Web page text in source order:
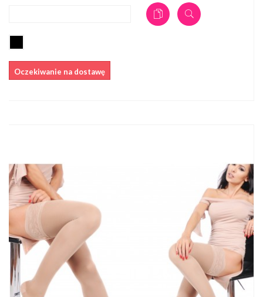
Oczekiwanie na dostawę